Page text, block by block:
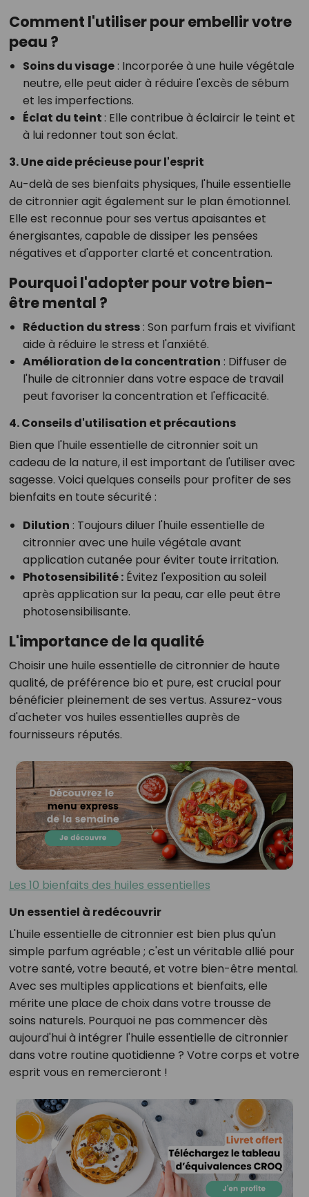
Comment l'utiliser pour embellir votre
peau ?
Soins du visage: Incorporée à une huile végétale
neutre, elle peut aider à réduire l'excès de sébum
et les imperfections.
Éclat du teint : Elle contribue à éclaircir le teint et
à lui redonner tout son éclat.
3. Une aide précieuse pour l'esprit
Au-delà de ses bienfaits physiques, l'huile essentielle
de citronnier agit également sur le plan émotionnel.
Elle est reconnue pour ses vertus apaisantes et
énergisantes, capable de dissiper les pensées
négatives et d'apporter clarté et concentration.
Pourquoi l'adopter pour votre bien-
être mental ?
Réduction du stress: Son parfum frais et vivifiant
aide à réduire le stress et l'anxiété.
Amélioration de la concentration : Diffuser de
l'huile de citronnier dans votre espace de travail
peut favoriser la concentration et l'efficacité.
4. Conseils d'utilisation et précautions
Bien que l'huile essentielle de citronnier soit un
cadeau de la nature, il est important de l'utiliser avec
sagesse. Voici quelques conseils pour profiter de ses
bienfaits en toute sécurité :
Dilution : Toujours diluer l'huile essentielle de
citronnier avec une huile végétale avant
application cutanée pour éviter toute irritation.
Photosensibilité :Évitez l'exposition au soleil
après application sur la peau, car elle peut être
photosensibilisante.
L'importance de la qualité
Choisir une huile essentielle de citronnier de haute
qualité, de préférence bio et pure, est crucial pour
bénéficier pleinement de ses vertus. Assurez-vous
d'acheter vos huiles essentielles auprès de
fournisseurs réputés.
Les 10 bienfaits des huiles essentielles
Un essentiel à redécouvrir
L'huile essentielle de citronnier est bien plus qu'un
simple parfum agréable ; c'est un véritable allié pour
votre santé, votre beauté, et votre bien-être mental.
Avec ses multiples applications et bienfaits, elle
mérite une place de choix dans votre trousse de
soins naturels. Pourquoi ne pas commencer dès
aujourd'hui à intégrer l'huile essentielle de citronnier
dans votre routine quotidienne ? Votre corps et votre
esprit vous en remercieront !